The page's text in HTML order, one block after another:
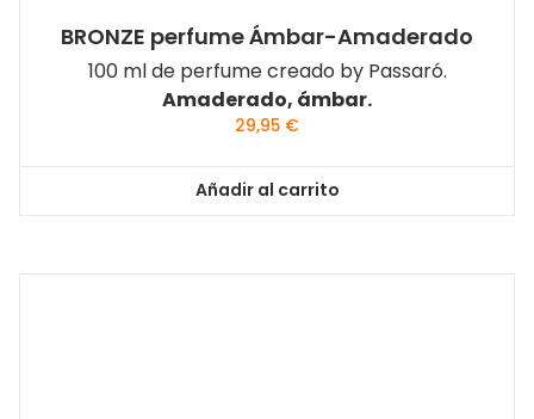
BRONZE perfume Ámbar-Amaderado
100 ml de perfume creado by Passaró.
Amaderado, ámbar.
29,95 €
Añadir al carrito